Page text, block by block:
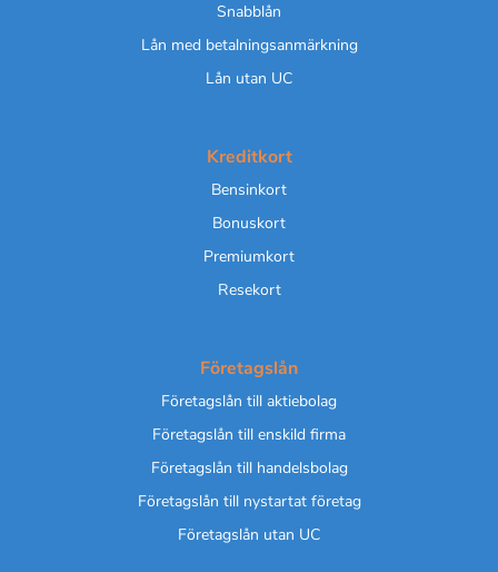
Snabblån
Lån med betalningsanmärkning
Lån utan UC
Kreditkort
Bensinkort
Bonuskort
Premiumkort
Resekort
Företagslån
Företagslån till aktiebolag
Företagslån till enskild firma
Företagslån till handelsbolag
Företagslån till nystartat företag
Företagslån utan UC